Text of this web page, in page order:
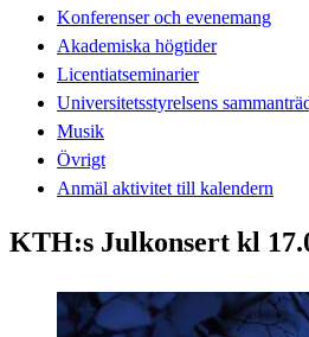
Konferenser och evenemang
Akademiska högtider
Licentiatseminarier
Universitetsstyrelsens
Musik
Övrigt
Anmäl aktivitet till kalendern
KTH:s Julkonsert kl